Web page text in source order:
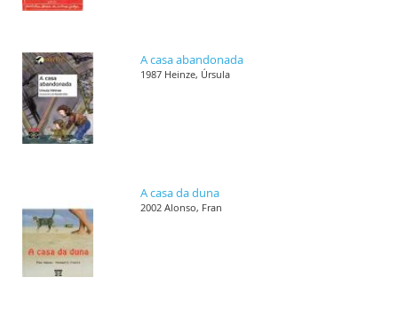
A casa abandonada
1987 Heinze, Úrsula
A casa da duna
2002 Alonso, Fran